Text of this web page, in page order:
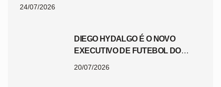
24/07/2026
DIEGO HYDALGO É O NOVO
EXECUTIVO DE FUTEBOL DO
20/07/2026